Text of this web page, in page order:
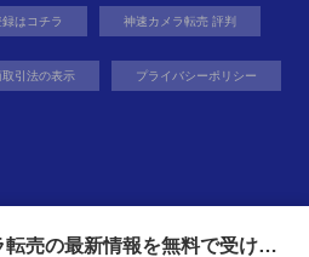
はコチラ 神速カメラ転売 評判
取引法の表示 プライバシーポリシー
う０円物販, 2014 All Rights Reserved.神速カメラ転売の最新情報を無料で受け取ろう